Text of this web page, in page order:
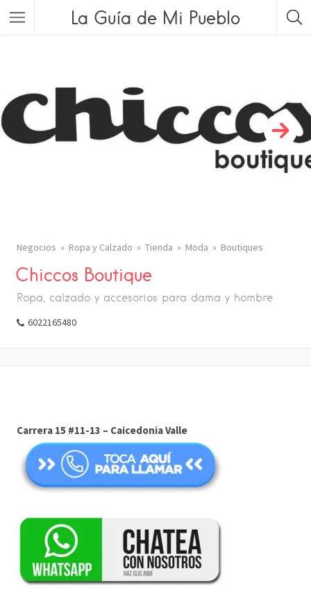
La Guía de Mi Pueblo
Negocios Ropa y Calzado Tienda Moda Boutiques
Chiccos Boutique
Ropa, calzado y accesorios para dama y hombre
6022165480
Carrera 15 #11-13 – Caicedonia Valle